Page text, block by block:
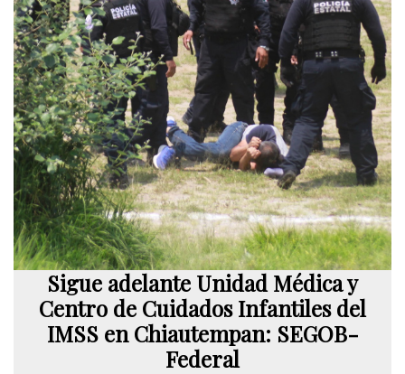
Sigue adelante Unidad Médica y
Centro de Cuidados Infantiles del
IMSS en Chiautempan: SEGOB-
Federal